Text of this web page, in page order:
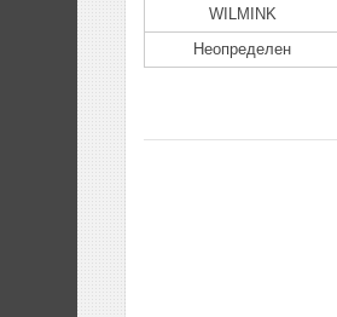
WILMINK
Неопределен